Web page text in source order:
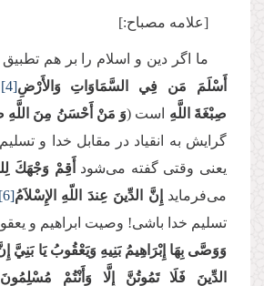
[علامه مصباح:]
ما اگر دین و اسلام را بر هم تطبیق
أَسْلَمَ مَن فِي السَّمَاوَاتِ وَالأَرْضِ[4]
صِبْغَةَ اللَّهِ است (وَ مَنْ أَحْسَنُ مِنَ اللَّهِ
گرایش به انقیاد در مقابل خدا و
یعنی وقتی گفته می‌شود أَقِمْ وَجْهَكَ
می‌فرماید إِنَّ الدِّينَ عِندَ اللّهِ الإِسْلاَمُ[6]
تسلیم خدا باشی! وصیت ابراهیم و
وَوَصَّى بِهَا إِبْرَاهِيمُ بَنِيهِ وَيَعْقُوبُ يَا بَنِيَّ
الدِّينَ فَلَا تَمُوتُنَّ إِلَّا وَأَنْتُمْ مُسْلِمُونَ